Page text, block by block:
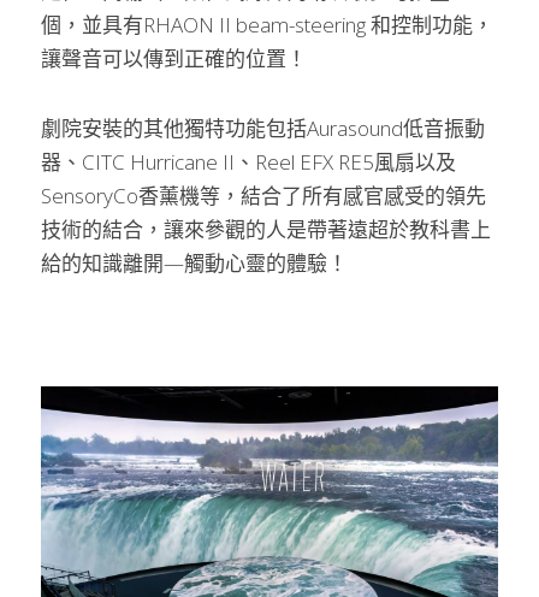
個，並具有RHAON II beam-steering 和控制功能，
讓聲音可以傳到正確的位置！
劇院安裝的其他獨特功能包括Aurasound低音振動
器、CITC Hurricane II、Reel EFX RE5風扇以及
SensoryCo香薰機等，結合了所有感官感受的領先
技術的結合，讓來參觀的人是帶著遠超於教科書上
給的知識離開—觸動心靈的體驗！